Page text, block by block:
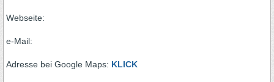
Webseite:
e-Mail:
Adresse bei Google Maps: KLICK